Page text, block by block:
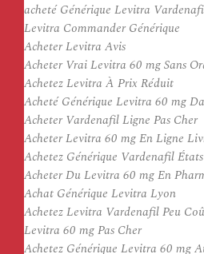
acheté Générique Levitra
Levitra Commander Générique
Acheter Levitra Avis
Acheter Vrai Levitra 60 mg Sans
Achetez Levitra À Prix Réduit
Acheté Générique Levitra 60 mg
Acheter Vardenafil Ligne Pas Cher
Acheter Levitra 60 mg En Ligne
Achetez Générique Vardenafil
Acheter Du Levitra 60 mg En
Achat Générique Levitra Lyon
Achetez Levitra Vardenafil Peu
Levitra 60 mg Pas Cher
Achetez Générique Levitra 60 mg